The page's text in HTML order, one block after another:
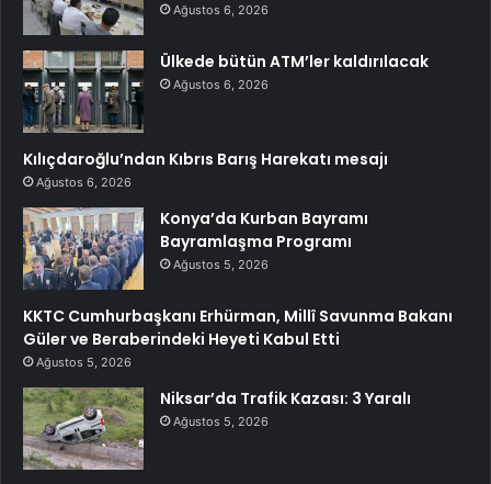
Ağustos 6, 2026
Ülkede bütün ATM’ler kaldırılacak
Ağustos 6, 2026
Kılıçdaroğlu’ndan Kıbrıs Barış Harekatı mesajı
Ağustos 6, 2026
Konya’da Kurban Bayramı
Bayramlaşma Programı
Ağustos 5, 2026
KKTC Cumhurbaşkanı Erhürman, Millî Savunma Bakanı
Güler ve Beraberindeki Heyeti Kabul Etti
Ağustos 5, 2026
Niksar’da Trafik Kazası: 3 Yaralı
Ağustos 5, 2026